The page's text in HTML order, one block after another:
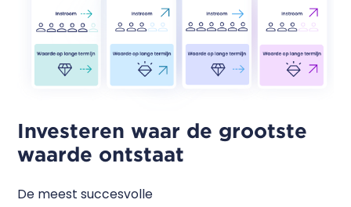
Investeren waar de grootste
waarde ontstaat
De meest succesvolle